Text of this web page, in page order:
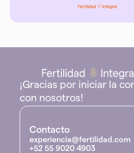
¡Gracias por iniciar la
con nosotros!
Contacto
experiencia@fertilidad.com
+52 55 9020 4903